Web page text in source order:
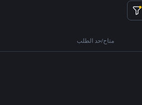
متاح/حد الطلب